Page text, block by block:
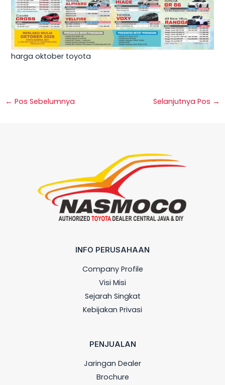
harga oktober toyota
← Pos Sebelumnya Selanjutnya Pos →
INFO PERUSAHAAN
Company Profile
Visi Misi
Sejarah Singkat
Kebijakan Privasi
PENJUALAN
Jaringan Dealer
Brochure